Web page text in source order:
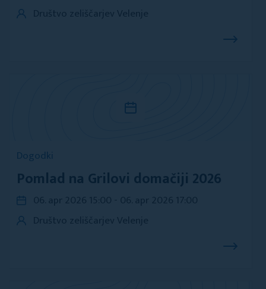
Dogodki
Pomlad na Grilovi domačiji 2026